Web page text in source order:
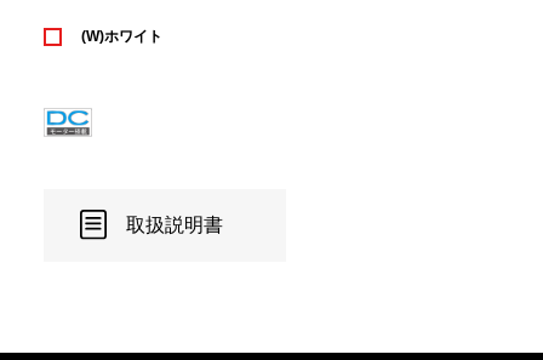
(W)ホワイト
取扱説明書